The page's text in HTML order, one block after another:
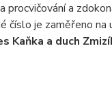
procvičování a
číslo je zaměřeno
Kaňka a duch